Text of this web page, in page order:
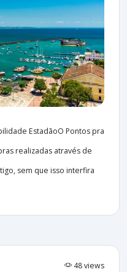
EstadãoO Pontos pra
realizadas através de
sem que isso interfira
48 views